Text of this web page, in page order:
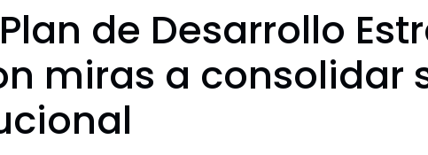
de Desarrollo
miras a consolidar